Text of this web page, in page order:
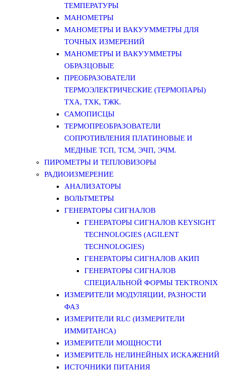
ТЕМПЕРАТУРЫ
МАНОМЕТРЫ
МАНОМЕТРЫ И ВАКУУММЕТРЫ ДЛЯ
ТОЧНЫХ ИЗМЕРЕНИЙ
МАНОМЕТРЫ И ВАКУУММЕТРЫ
ОБРАЗЦОВЫЕ
ПРЕОБРАЗОВАТЕЛИ
ТЕРМОЭЛЕКТРИЧЕСКИЕ (ТЕРМОПАРЫ)
ТХА, ТХК, ТЖК.
САМОПИСЦЫ
ТЕРМОПРЕОБРАЗОВАТЕЛИ
СОПРОТИВЛЕНИЯ ПЛАТИНОВЫЕ И
МЕДНЫЕ ТСП, ТСМ, ЭЧП, ЭЧМ.
ПИРОМЕТРЫ И ТЕПЛОВИЗОРЫ
РАДИОИЗМЕРЕНИЕ
АНАЛИЗАТОРЫ
ВОЛЬТМЕТРЫ
ГЕНЕРАТОРЫ СИГНАЛОВ
ГЕНЕРАТОРЫ СИГНАЛОВ KEYSIGHT
TECHNOLOGIES (AGILENT
TECHNOLOGIES)
ГЕНЕРАТОРЫ СИГНАЛОВ АКИП
ГЕНЕРАТОРЫ СИГНАЛОВ
СПЕЦИАЛЬНОЙ ФОРМЫ TEKTRONIX
ИЗМЕРИТЕЛИ МОДУЛЯЦИИ, РАЗНОСТИ
ФАЗ
ИЗМЕРИТЕЛИ RLC (ИЗМЕРИТЕЛИ
ИММИТАНСА)
ИЗМЕРИТЕЛИ МОЩНОСТИ
ИЗМЕРИТЕЛЬ НЕЛИНЕЙНЫХ ИСКАЖЕНИЙ
ИСТОЧНИКИ ПИТАНИЯ